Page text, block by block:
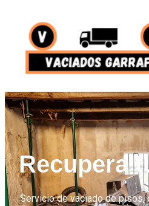
Recupera
Servicio de vaciado de pisos,